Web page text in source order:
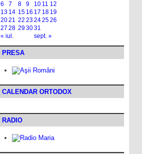
« iul. sept. »
6
7 8 9 10 11 12
13 14 15 16 17 18 19
2021 22 23242526
27 28 293031
PRESA
CALENDAR ORTODOX
RADIO